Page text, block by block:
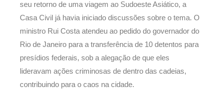
seu retorno de uma viagem ao Sudoeste Asiático, a
Casa Civil já havia iniciado discussões sobre o tema. O
ministro Rui Costa atendeu ao pedido do governador do
Rio de Janeiro para a transferência de 10 detentos para
presídios federais, sob a alegação de que eles
lideravam ações criminosas de dentro das cadeias,
contribuindo para o caos na cidade.